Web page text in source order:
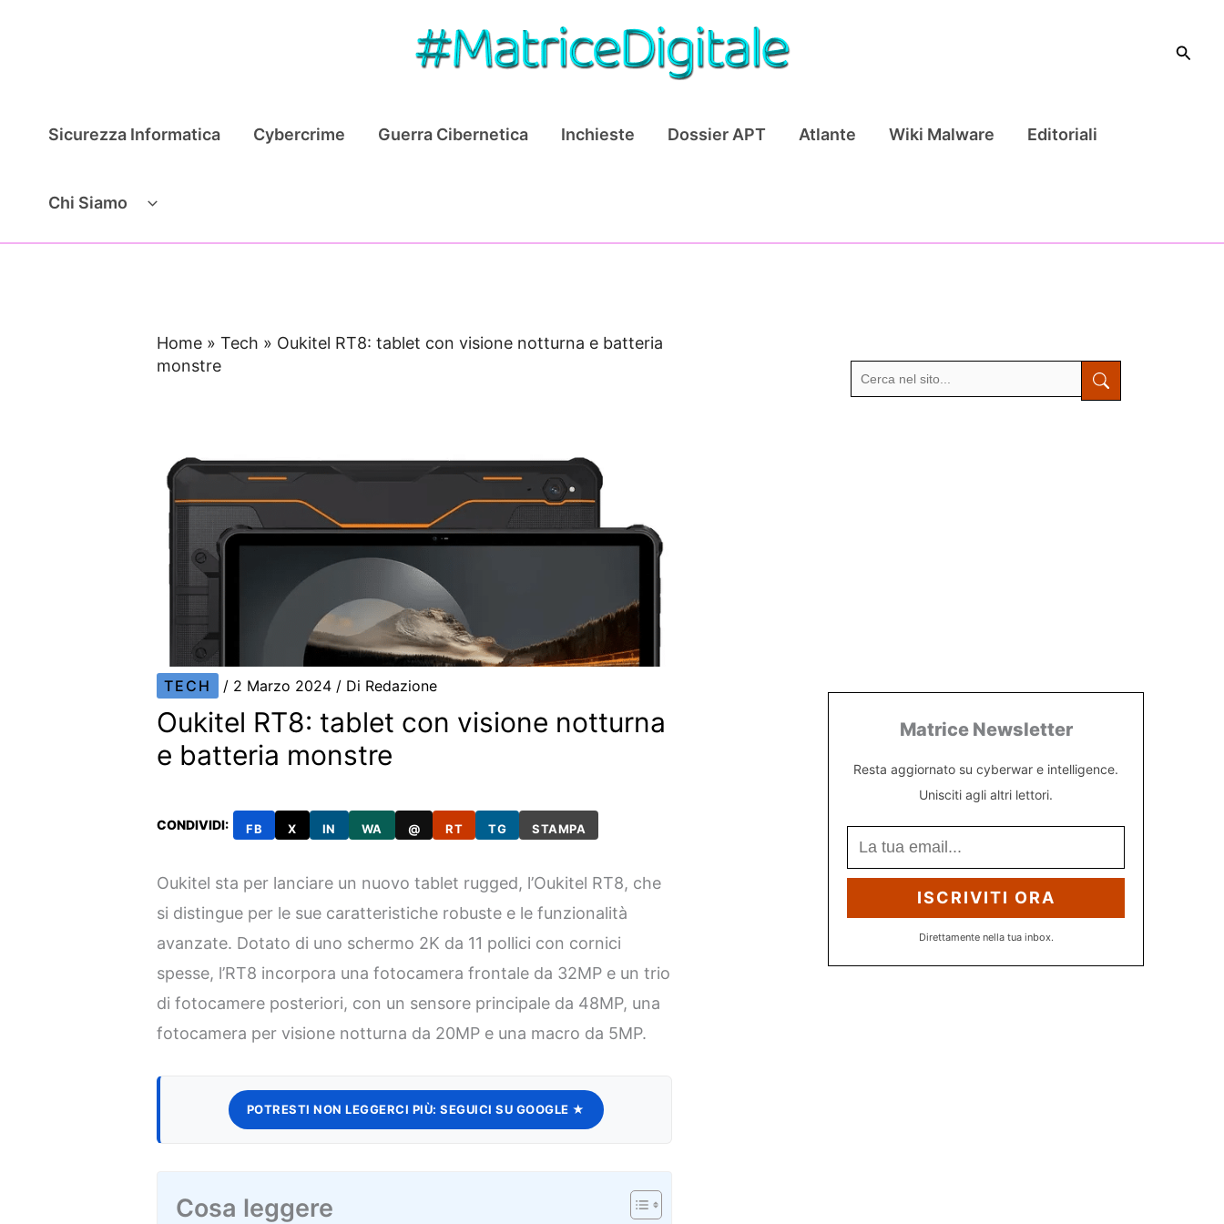
Cerca
Sicurezza Informatica Cybercrime Guerra Cibernetica Inchieste Dossier APT Atlante Wiki Malware Editoriali
Chi Siamo
Home »Tech » Oukitel RT8: tablet con visione notturna e batteria
monstre
TECH / 2 Marzo 2024 / Di Redazione
Oukitel RT8: tablet con visione notturna
e batteria monstre
CONDIVIDI: FB X IN WA @ RT TG STAMPA
Oukitel sta per lanciare un nuovo tablet rugged, l’Oukitel RT8, che
si distingue per le sue caratteristiche robuste e le funzionalità
avanzate. Dotato di uno schermo 2K da 11 pollici con cornici
spesse, l’RT8 incorpora una fotocamera frontale da 32MP e un trio
di fotocamere posteriori, con un sensore principale da 48MP, una
fotocamera per visione notturna da 20MP e una macro da 5MP.
POTRESTI NON LEGGERCI PIÙ: SEGUICI SU GOOGLE ★
Cosa leggere
Matrice Newsletter
Resta aggiornato su cyberwar e intelligence.
Unisciti agli altri lettori.
ISCRIVITI ORA
Direttamente nella tua inbox.